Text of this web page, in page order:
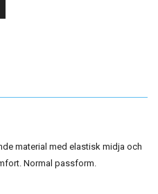
material med elastisk midja och
Normal passform.